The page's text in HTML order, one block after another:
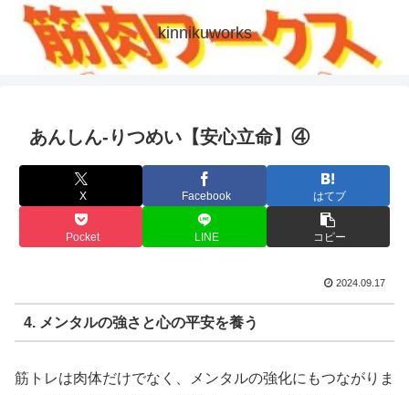
kinnikuworks
あんしん-りつめい【安心立命】④
X Facebook はてブ
Pocket LINE コピー
2024.09.17
4. メンタルの強さと心の平安を養う
筋トレは肉体だけでなく、メンタルの強化にもつながりま